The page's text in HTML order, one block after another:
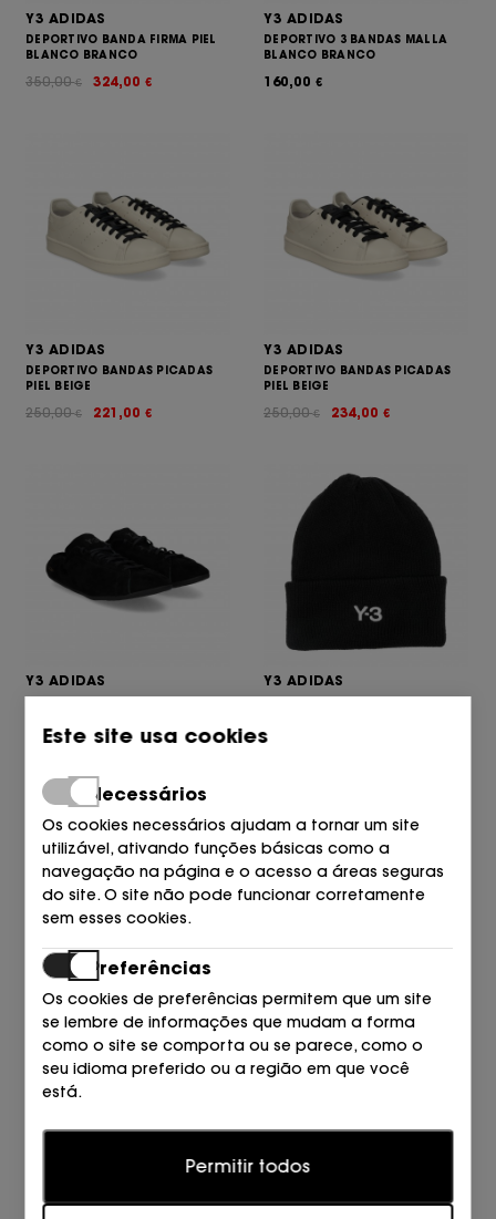
Y3 ADIDAS
DEPORTIVO BANDA FIRMA PIEL
BLANCO BRANCO
324,00 €
350,00€
Y3 ADIDAS
DEPORTIVO 3 BANDAS MALLA
BLANCO BRANCO
160,00 €
Y3 ADIDAS
DEPORTIVO BANDAS PICADAS
PIEL BEIGE
221,00 €
250,00€
Y3 ADIDAS
DEPORTIVO BANDAS PICADAS
PIEL BEIGE
234,00 €
250,00€
Y3 ADIDAS
261,00€
280,00€
Y3 ADIDAS
80,00
Y3 ADIDAS
MOCHILA PRETO
261,00€
280,00€
Y3 ADIDAS
BOLSO PRETO
221,00€
250,00€
Este site usa cookies
Necessários
Os cookies necessários ajudam a tornar um site
utilizável, ativando funções básicas como a
navegação na página e o acesso a áreas seguras
do site. O site não pode funcionar corretamente
sem esses cookies.
Preferências
Os cookies de preferências permitem que um site
se lembre de informações que mudam a forma
como o site se comporta ou se parece, como o
seu idioma preferido ou a região em que você
está.
Os cookies estatísticos ajudam os proprietários de
Permitir todos